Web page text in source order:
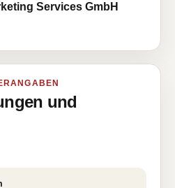
Services GmbH
und